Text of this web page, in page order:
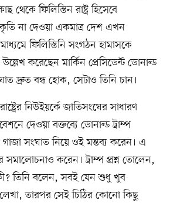
থেকে ফিলিস্তিন রাষ্ট্র হিসেবে
না দেওয়া একমাত্র দেশ এখন
মাধ্যমে ফিলিস্তিনি সংগঠন হামাসকে
করেছেন মার্কিন প্রেসিডেন্ট ডোনাল্ড
দ্রুত বন্ধ হোক, সেটাও তিনি চান।
নিউইয়র্কে জাতিসংঘের সাধারণ
দেওয়া বক্তব্যে ডোনাল্ড ট্রাম্প
গাজা সংঘাত নিয়ে ওই মন্তব্য করেন। এ
সমালোচনাও করেন। ট্রাম্প প্রশ্ন তোলেন,
তিনি বলেন, সবই যেন শুধু খুব
তারপর সেই চিঠির কোনো কিছু